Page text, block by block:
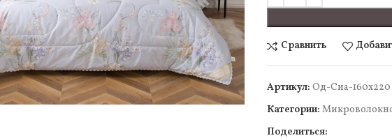
Сравнить
Артикул: Од-Сиа-160х220
Категории:
Поделиться: